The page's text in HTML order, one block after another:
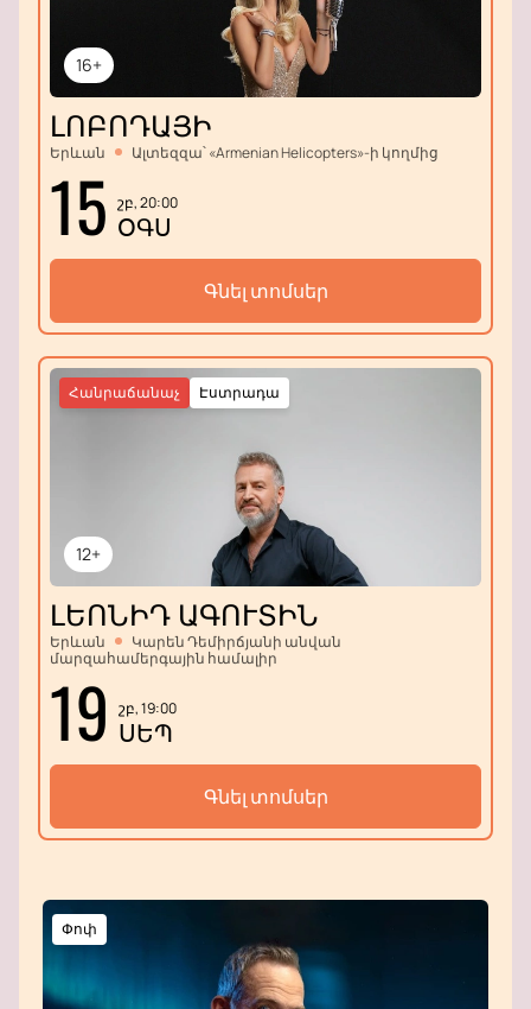
16+
ԼՈԲՈԴԱՅԻ
Երևան Ալտեզզա՝ «Armenian Helicopters»-ի կողմից
15 շբ, 20:00
ՕԳՍ
Գնել տոմսեր
12+
Էստրադա
Հանրաճանաչ
ԼԵՈՆԻԴ ԱԳՈՒՏԻՆ
Երևան
Կարեն Դեմիրճյանի անվան
մարզահամերգային համալիր
19 շբ, 19:00
ՍԵՊ
Գնել տոմսեր
Փոփ